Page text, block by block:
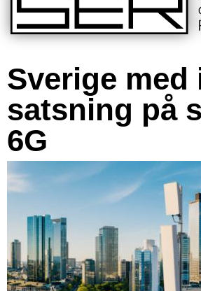
Sverige med
satsning på
6G